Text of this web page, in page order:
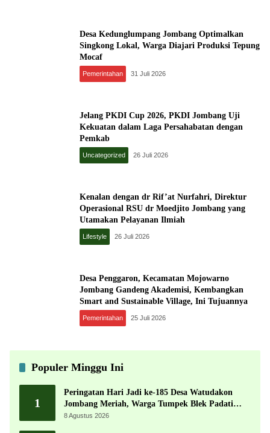
Desa Kedunglumpang Jombang Optimalkan
Singkong Lokal, Warga Diajari Produksi Tepung
Mocaf
Pemerintahan 31 Juli 2026
Jelang PKDI Cup 2026, PKDI Jombang Uji
Kekuatan dalam Laga Persahabatan dengan
Pemkab
Uncategorized 26 Juli 2026
Kenalan dengan dr Rif’at Nurfahri, Direktur
Operasional RSU dr Moedjito Jombang yang
Utamakan Pelayanan Ilmiah
Lifestyle 26 Juli 2026
Desa Penggaron, Kecamatan Mojowarno
Jombang Gandeng Akademisi, Kembangkan
Smart and Sustainable Village, Ini Tujuannya
Pemerintahan 25 Juli 2026
Populer Minggu Ini
1
Peringatan Hari Jadi ke-185 Desa Watudakon
Jombang Meriah, Warga Tumpek Blek Padati
Karnaval Budaya
8 Agustus 2026